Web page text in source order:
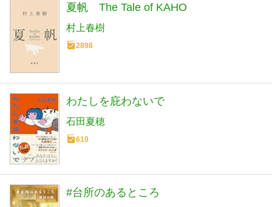
夏帆 The Tale of KAHO
村上春樹
2898
わたしを庇わないで
石田夏穂
610
#台所のあるところ